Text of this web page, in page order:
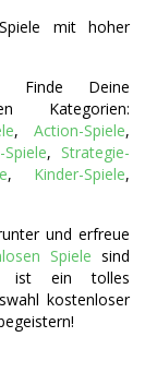
mit hoher
Deine
Kategorien:
, Action-Spiele,
Spiele, Strategie-
, Kinder-Spiele,
und erfreue
Spiele sind
ist ein tolles
kostenloser